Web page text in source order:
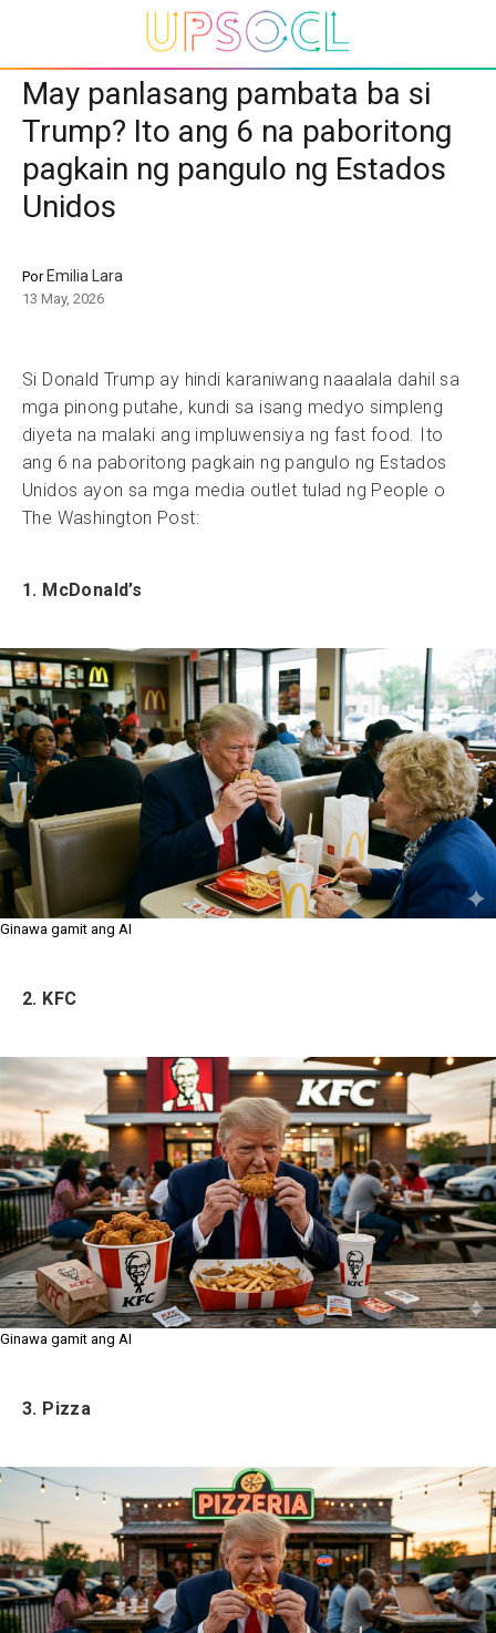
May panlasang pambata ba si
Trump? Ito ang 6 na paboritong
pagkain ng pangulo ng Estados
Unidos
Por Emilia Lara
13 May, 2026
Si Donald Trump ay hindi karaniwang naaalala dahil sa
mga pinong putahe, kundi sa isang medyo simpleng
diyeta na malaki ang impluwensiya ng fast food. Ito
ang 6 na paboritong pagkain ng pangulo ng Estados
Unidos ayon sa mga media outlet tulad ng People o
The Washington Post:
1. McDonald’s
Ginawa gamit ang AI
2. KFC
Ginawa gamit ang AI
3. Pizza